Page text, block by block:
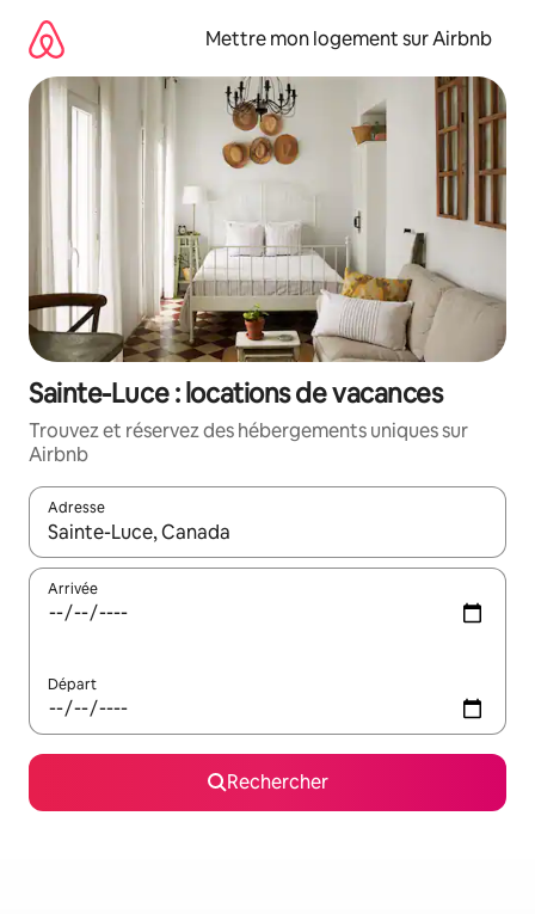
directement
contenu
Mettre mon logement sur Airbnb
Sainte-Luce : locations de vacances
Trouvez et réservez des hébergements uniques sur
Airbnb
Adresse
Lorsque les résultats s'affichent, utilisez les flèches vers le
Arrivée
Départ
Rechercher